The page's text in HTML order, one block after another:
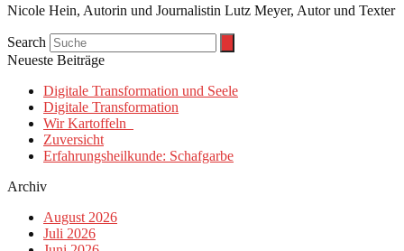
Nicole Hein, Autorin und Journalistin Lutz Meyer, Autor und Texter
Search
Neueste Beiträge
Digitale Transformation und Seele
Digitale Transformation
Wir Kartoffeln
Zuversicht
Erfahrungsheilkunde: Schafgarbe
Archiv
August 2026
Juli 2026